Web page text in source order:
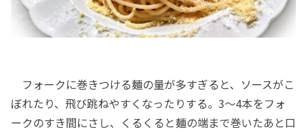
フォークに巻きつける麺の量が多すぎると、ソースがこ
ぼれたり、飛び跳ねやすくなったりする。3～4本をフォ
ークのすき間にさし、くるくると麺の端まで巻いたあと口